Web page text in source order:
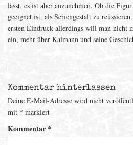
lässt, es ist aber anzunehmen. Ob die
geeignet ist, als Seriengestalt zu
ersten Eindruck allerdings will man nicht
ein, mehr über Kalmann und seine
Kommentar hinterlassen
Deine E-Mail-Adresse wird nicht
mit * markiert
Kommentar *